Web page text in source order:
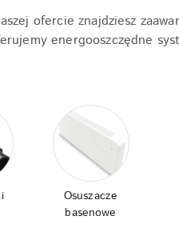
ofercie znajdziesz
energooszczędne
Osuszacze
basenowe